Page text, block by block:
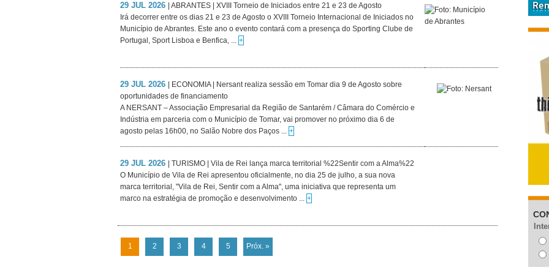
29 JUL 2026
| ABRANTES | XVIII Torneio de Iniciados entre 21 e 23 de Agosto
Irá decorrer entre os dias 21 e 23 de Agosto o XVIII Torneio Internacional de Iniciados no
Município de Abrantes. Este ano o evento contará com a presença do Sporting Clube de
Portugal, Sport Lisboa e Benfica, ... +
29 JUL 2026
| ECONOMIA | Nersant realiza sessão em Tomar dia 9 de Agosto sobre
oportunidades de financiamento
A NERSANT – Associação Empresarial da Região de Santarém / Câmara do Comércio e
Indústria em parceria com o Município de Tomar, vai promover no próximo dia 6 de
agosto pelas 16h00, no Salão Nobre dos Paços ... +
29 JUL 2026
| TURISMO | Vila de Rei lança marca territorial %22Sentir com a Alma%22
O Município de Vila de Rei apresentou oficialmente, no dia 25 de julho, a sua nova
marca territorial, "Vila de Rei, Sentir com a Alma", uma iniciativa que representa um
marco na estratégia de promoção e desenvolvimento ... +
1 2 3 4 5 Próx. »